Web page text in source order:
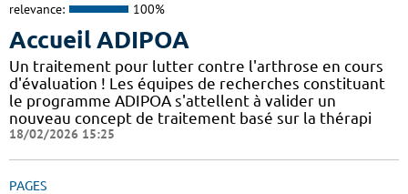
relevance: 100%
Accueil ADIPOA
Un traitement pour lutter contre l'arthrose en cours
d'évaluation ! Les équipes de recherches constituant
le programme ADIPOA s'attellent à valider un
nouveau concept de traitement basé sur la thérapi
18/02/2026 15:25
PAGES